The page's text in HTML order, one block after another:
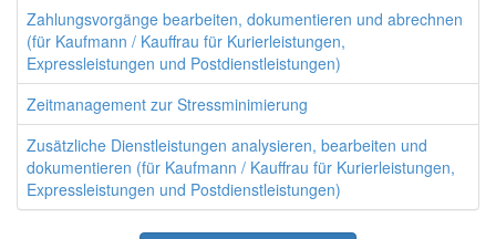
Zahlungsvorgänge bearbeiten, dokumentieren und abrechnen
(für Kaufmann / Kauffrau für Kurierleistungen,
Expressleistungen und Postdienstleistungen)
Zeitmanagement zur Stressminimierung
Zusätzliche Dienstleistungen analysieren, bearbeiten und
dokumentieren (für Kaufmann / Kauffrau für Kurierleistungen,
Expressleistungen und Postdienstleistungen)